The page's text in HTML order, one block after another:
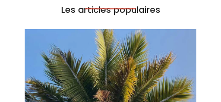
Les articles populaires